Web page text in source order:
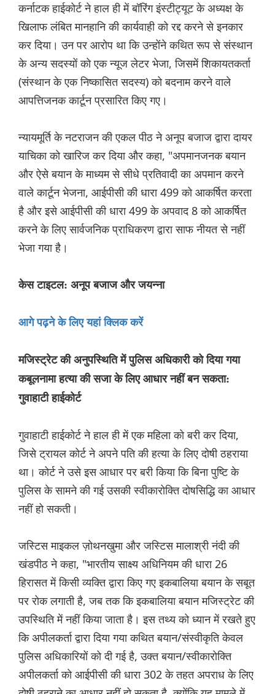
कर्नाटक हाईकोर्ट ने हाल ही में बॉरिंग इंस्टीट्यूट के अध्यक्ष के
खिलाफ लंबित मानहानि की कार्यवाही को रद्द करने से इनकार
कर दिया। उन पर आरोप था कि उन्होंने कथित रूप से संस्थान
के अन्य सदस्यों को एक न्यूज लेटर भेजा, जिसमें शिकायतकर्ता
(संस्थान के एक निष्कासित सदस्य) को बदनाम करने वाले
आपत्तिजनक कार्टून प्रसारित किए गए।
न्यायमूर्ति के नटराजन की एकल पीठ ने अनूप बजाज द्वारा दायर
याचिका को खारिज कर दिया और कहा, "अपमानजनक बयान
और ऐसे बयान के माध्यम से सीधे प्रतिवादी का अपमान करने
वाले कार्टून भेजना, आईपीसी की धारा 499 को आकर्षित करता
है और इसे आईपीसी की धारा 499 के अपवाद 8 को आकर्षित
करने के लिए सार्वजनिक प्राधिकरण द्वारा साफ नीयत से नहीं
भेजा गया है।
केस टाइटल: अनूप बजाज और जयन्ना
आगे पढ़ने के लिए यहां क्लिक करें
मजिस्ट्रेट की अनुपस्थिति में पुलिस अधिकारी को दिया गया
कबूलनामा हत्या की सजा के लिए आधार नहीं बन सकता:
गुवाहाटी हाईकोर्ट
गुवाहाटी हाईकोर्ट ने हाल ही में एक महिला को बरी कर दिया,
जिसे ट्रायल कोर्ट ने अपने पति की हत्या के लिए दोषी ठहराया
था। कोर्ट ने उसे इस आधार पर बरी किया कि बिना पुष्टि के
पुलिस के सामने की गई उसकी स्वीकारोक्ति दोषसिद्धि का आधार
नहीं हो सकती।
जस्टिस माइकल ज़ोथनखुमा और जस्टिस मालाश्री नंदी की
खंडपीठ ने कहा, "भारतीय साक्ष्य अधिनियम की धारा 26
हिरासत में किसी व्यक्ति द्वारा किए गए इकबालिया बयान के सबूत
पर रोक लगाती है, जब तक कि इकबालिया बयान मजिस्ट्रेट की
उपस्थिति में नहीं किया जाता है। इस तथ्य को ध्यान में रखते हुए
कि अपीलकर्ता द्वारा दिया गया कथित बयान/संस्वीकृति केवल
पुलिस अधिकारियों को दी गई है, उक्त बयान/स्वीकारोक्ति
अपीलकर्ता को आईपीसी की धारा 302 के तहत अपराध के लिए